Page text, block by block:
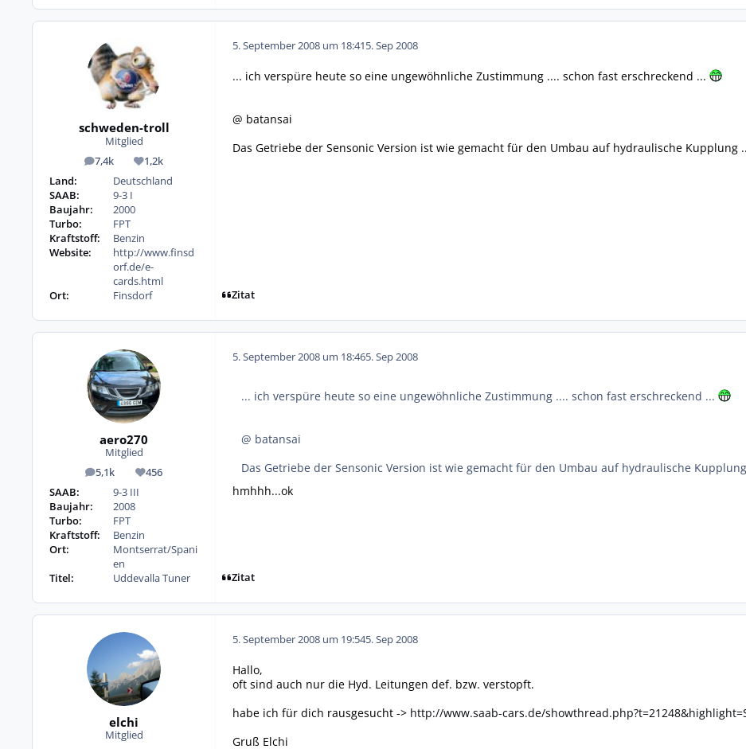
schweden-troll
Mitglied
7,4k
Beiträge 1,2k
Reputation
Land:
Deutschland
SAAB:
9-3 I
Baujahr:
2000
Turbo:
FPT
Kraftstoff:
Benzin
Website:
http://www.finsd
orf.de/e-
cards.html
Ort:
Finsdorf
5. September 2008 um 18:415. Sep 2008
... ich verspüre heute so eine ungewöhnliche Zustimmung .... schon fast erschreckend ...
@ batansai
Das Getriebe der Sensonic Version ist wie gemacht für den Umbau auf hydraulische Kupplung
Zitat
aero270
Mitglied
5,1k
Beiträge 456
Reputation
SAAB:
9-3 III
Baujahr:
2008
Turbo:
FPT
Kraftstoff:
Benzin
Ort:
Montserrat/Spani
en
Titel:
Uddevalla Tuner
5. September 2008 um 18:465. Sep 2008
... ich verspüre heute so eine ungewöhnliche Zustimmung .... schon fast erschreckend ...
@ batansai
Das Getriebe der Sensonic Version ist wie gemacht für den Umbau auf hydraulische
hmhhh...ok
Zitat
elchi
Mitglied
5. September 2008 um 19:545. Sep 2008
Hallo,
oft sind auch nur die Hyd. Leitungen def. bzw. verstopft.
habe ich für dich rausgesucht -> http://www.saab-cars.de/
Gruß Elchi